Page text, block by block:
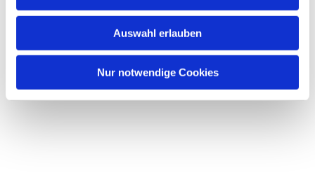
Auswahl erlauben
Nur notwendige Cookies